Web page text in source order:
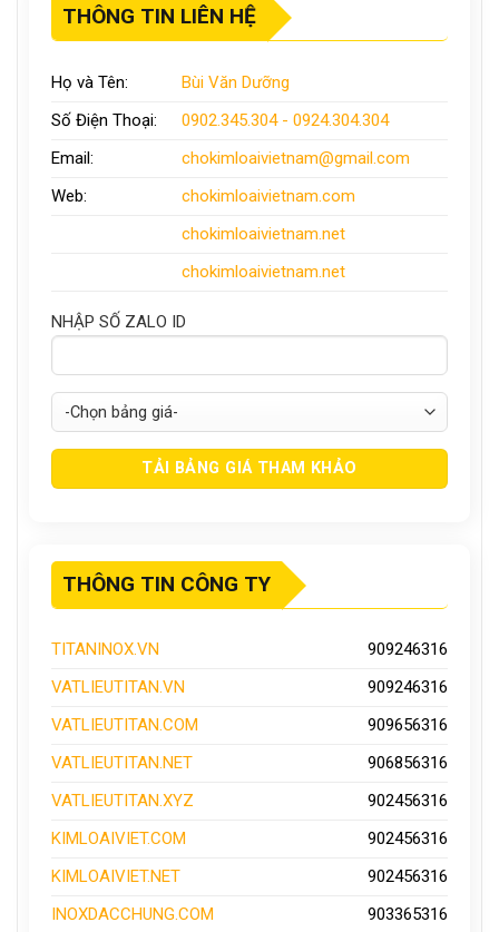
THÔNG TIN LIÊN HỆ
Họ và Tên:
Bùi Văn Dưỡng
Số Điện Thoại:
0902.345.304 - 0924.304.304
Email:
chokimloaivietnam@gmail.com
Web:
chokimloaivietnam.com
chokimloaivietnam.net
chokimloaivietnam.net
NHẬP SỐ ZALO ID
THÔNG TIN CÔNG TY
TITANINOX.VN
909246316
VATLIEUTITAN.VN
909246316
VATLIEUTITAN.COM
909656316
VATLIEUTITAN.NET
906856316
VATLIEUTITAN.XYZ
902456316
KIMLOAIVIET.COM
902456316
KIMLOAIVIET.NET
902456316
INOXDACCHUNG.COM
903365316